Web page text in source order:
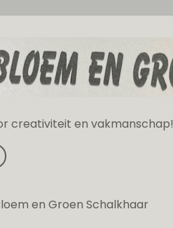
creativiteit en vakmanschap!
en Groen Schalkhaar